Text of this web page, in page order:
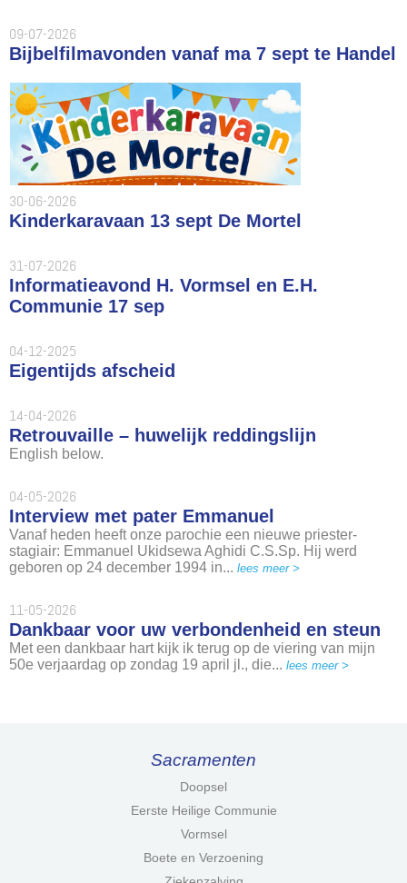
09-07-2026
Bijbelfilmavonden vanaf ma 7 sept te Handel
30-06-2026
Kinderkaravaan 13 sept De Mortel
31-07-2026
Informatieavond H. Vormsel en E.H.
Communie 17 sep
04-12-2025
Eigentijds afscheid
14-04-2026
Retrouvaille – huwelijk reddingslijn
English below.
04-05-2026
Interview met pater Emmanuel
Vanaf heden heeft onze parochie een nieuwe priester-
stagiair: Emmanuel Ukidsewa Aghidi C.S.Sp. Hij werd
geboren op 24 december 1994 in... lees meer >
11-05-2026
Dankbaar voor uw verbondenheid en steun
Met een dankbaar hart kijk ik terug op de viering van mijn
50e verjaardag op zondag 19 april jl., die... lees meer >
Sacramenten
Doopsel
Eerste Heilige Communie
Vormsel
Boete en Verzoening